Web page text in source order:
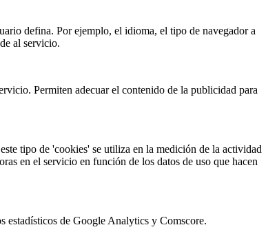
defina. Por ejemplo, el idioma, el tipo de navegador a
al servicio.
Permiten adecuar el contenido de la publicidad para
tipo de 'cookies' se utiliza en la medición de la actividad
en el servicio en función de los datos de uso que hacen
estadísticos de Google Analytics y Comscore.